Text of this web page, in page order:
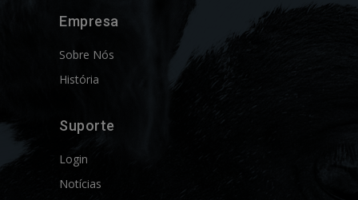
Empresa
Sobre Nós
História
Suporte
Login
Notícias